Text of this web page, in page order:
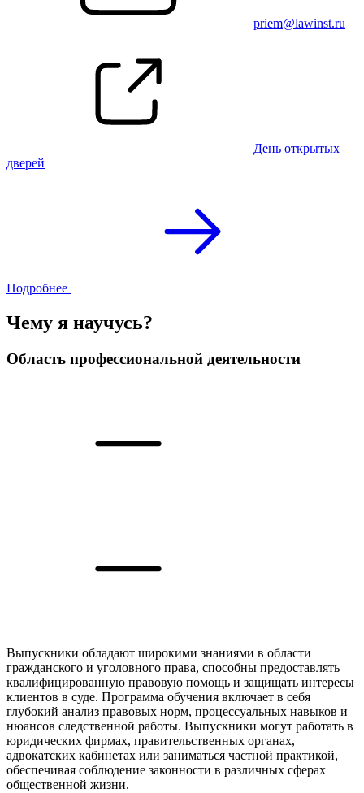
priem@lawinst.ru
День открытых
дверей
Подробнее
Чему я научусь?
Область профессиональной деятельности
Выпускники обладают широкими знаниями в области
гражданского и уголовного права, способны предоставлять
квалифицированную правовую помощь и защищать интересы
клиентов в суде. Программа обучения включает в себя
глубокий анализ правовых норм, процессуальных навыков и
нюансов следственной работы. Выпускники могут работать в
юридических фирмах, правительственных органах,
адвокатских кабинетах или заниматься частной практикой,
обеспечивая соблюдение законности в различных сферах
общественной жизни.